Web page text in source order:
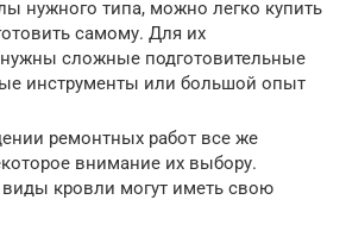
нужного типа, можно легко купить
самому. Для их
сложные подготовительные
инструменты или большой опыт
ремонтных работ все же
внимание их выбору.
кровли могут иметь свою